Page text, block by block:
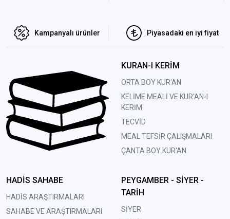
Kampanyalı ürünler Piyasadaki en iyi fiyat
KURAN-I KERİM
ORTA BOY KUR'AN
KELİME MEALİ VE KUR'AN-I
KERİM
TECVİD
MEAL TEFSİR ÇALIŞMALARI
ÇANTA BOY KUR'AN
HADİS SAHABE
HADİS ARAŞTIRMALARI
SAHABE VE ARAŞTIRMALARI
PEYGAMBER - SİYER -
TARİH
SİYER